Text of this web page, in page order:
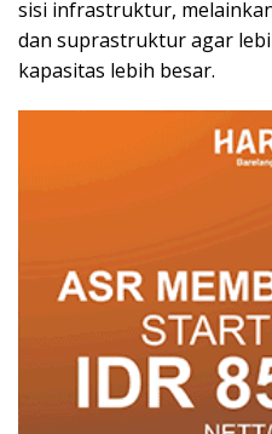
sisi infrastruktur,
dan suprastruktur agar
kapasitas lebih besar.